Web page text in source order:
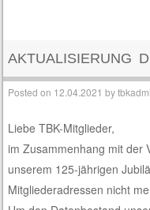
Post
AKTUALISIERUNG
Posted on 12.04.2021 by
Liebe TBK-Mitglieder,
im Zusammenhang mit der
unserem 125-jährigen
Mitgliederadressen nicht